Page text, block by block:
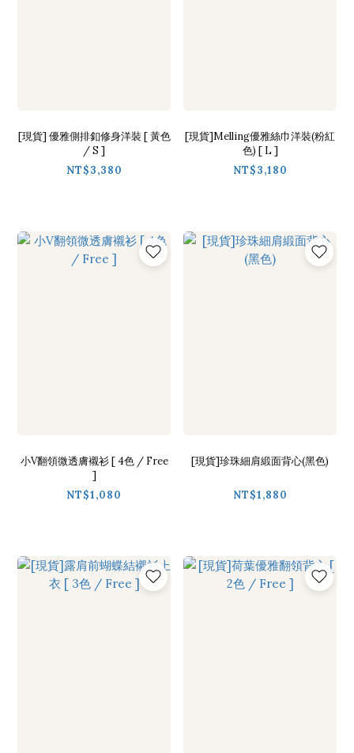
[現貨] 優雅側排釦修身洋裝 [ 黃色
/ S ]
NT$3,380
[現貨]Melling優雅絲巾洋裝(粉紅
色) [ L ]
NT$3,180
小V翻領微透膚襯衫 [ 4色 / Free
]
NT$1,080
[現貨]珍珠細肩緞面背心(黑色)
NT$1,880